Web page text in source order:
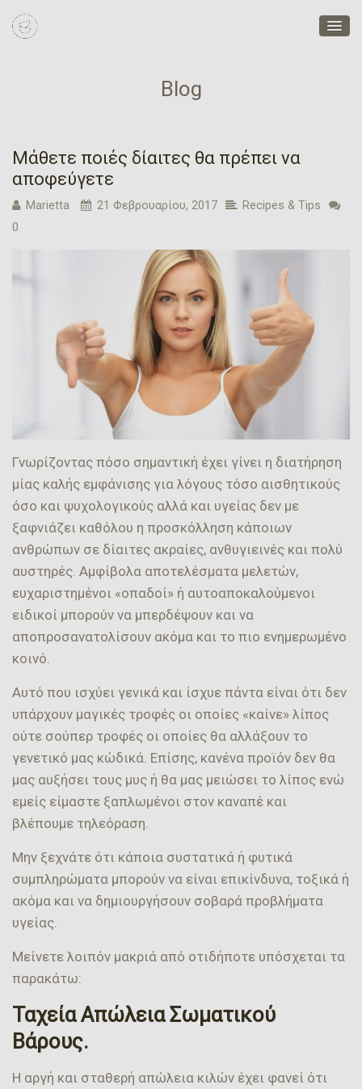
Blog
Μάθετε ποιές δίαιτες θα πρέπει να
αποφεύγετε
Marietta 21 Φεβρουαρίου, 2017
Recipes & Tips
0
Γνωρίζοντας πόσο σημαντική έχει γίνει η διατήρηση
μίας καλής εμφάνισης για λόγους τόσο αισθητικούς
όσο και ψυχολογικούς αλλά και υγείας δεν με
ξαφνιάζει καθόλου η προσκόλληση κάποιων
ανθρώπων σε δίαιτες ακραίες, ανθυγιεινές και πολύ
αυστηρές. Αμφίβολα αποτελέσματα μελετών,
ευχαριστημένοι «οπαδοί» ή αυτοαποκαλούμενοι
ειδικοί μπορούν να μπερδέψουν και να
αποπροσανατολίσουν ακόμα και το πιο ενημερωμένο
κοινό.
Αυτό που ισχύει γενικά και ίσχυε πάντα είναι ότι δεν
υπάρχουν μαγικές τροφές οι οποίες «καίνε» λίπος
ούτε σούπερ τροφές οι οποίες θα αλλάξουν το
γενετικό μας κώδικά. Επίσης, κανένα προϊόν δεν θα
μας αυξήσει τους μυς ή θα μας μειώσει το λίπος ενώ
εμείς είμαστε ξαπλωμένοι στον καναπέ και
βλέπουμε τηλεόραση.
Μην ξεχνάτε ότι κάποια συστατικά ή φυτικά
συμπληρώματα μπορούν να είναι επικίνδυνα, τοξικά ή
ακόμα και να δημιουργήσουν σοβαρά προβλήματα
υγείας.
Μείνετε λοιπόν μακριά από οτιδήποτε υπόσχεται τα
παρακάτω:
Ταχεία Απώλεια Σωματικού
Βάρους.
Η αργή και σταθερή απώλεια κιλών έχει φανεί ότι